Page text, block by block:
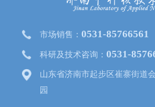
市场销售：0531-85766561
科研及技术咨询：0531-
山东省济南市起步区崔寨街道
园